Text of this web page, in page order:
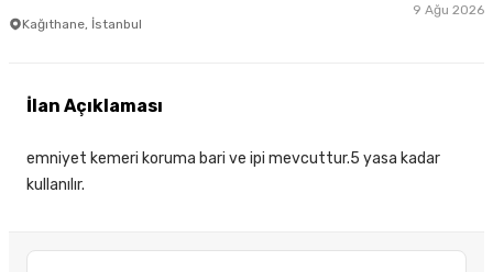
Kağıthane, İstanbul
9 Ağu 2026
İlan Açıklaması
emniyet kemeri koruma bari ve ipi mevcuttur.5 yasa kadar
kullanılır.